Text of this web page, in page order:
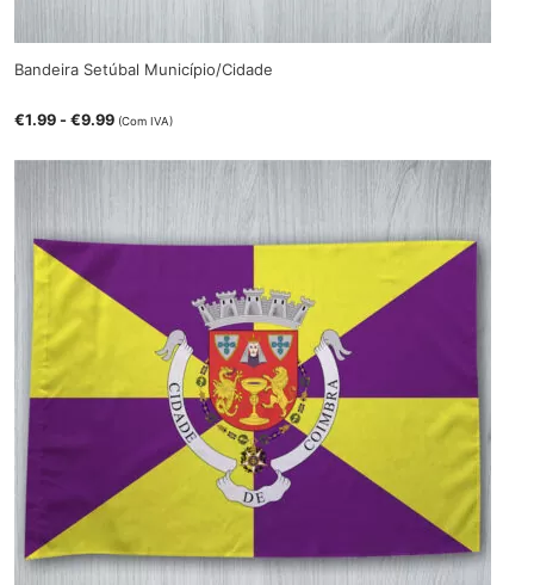
Bandeira Setúbal Município/Cidade
€1.99 -€9.99 (Com IVA)